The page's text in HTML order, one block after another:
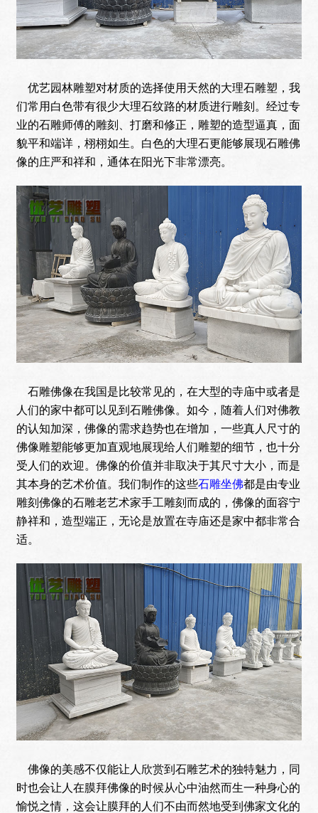
优艺园林雕塑对材质的选择使用天然的大理石雕塑，我
们常用白色带有很少大理石纹路的材质进行雕刻。经过专
业的石雕师傅的雕刻、打磨和修正，雕塑的造型逼真，面
貌平和端详，栩栩如生。白色的大理石更能够展现石雕佛
像的庄严和祥和，通体在阳光下非常漂亮。
石雕佛像在我国是比较常见的，在大型的寺庙中或者是
人们的家中都可以见到石雕佛像。如今，随着人们对佛教
的认知加深，佛像的需求趋势也在增加，一些真人尺寸的
佛像雕塑能够更加直观地展现给人们雕塑的细节，也十分
受人们的欢迎。佛像的价值并非取决于其尺寸大小，而是
其本身的艺术价值。我们制作的这些石雕坐佛都是由专业
雕刻佛像的石雕老艺术家手工雕刻而成的，佛像的面容宁
静祥和，造型端正，无论是放置在寺庙还是家中都非常合
适。
佛像的美感不仅能让人欣赏到石雕艺术的独特魅力，同
时也会让人在膜拜佛像的时候从心中油然而生一种身心的
愉悦之情，这会让膜拜的人们不由而然地受到佛家文化的